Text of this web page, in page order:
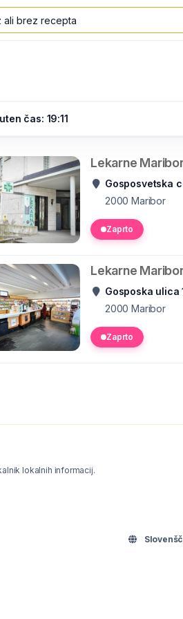
čas: 19:11
Lekarne
Gosposvetska
2000 Maribor
Zaprto
Lekarne
Gosposka ulica
2000 Maribor
Zaprto
lokalnih informacij.